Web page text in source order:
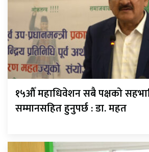
१५औँ महाधिवेशन सबै पक्षको
सम्मानसहित हुनुपर्छ : डा. महत